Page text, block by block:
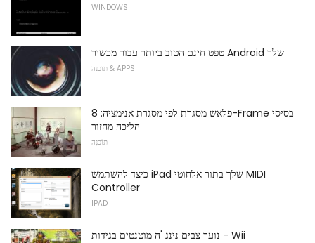
WINDOWS
טפט חינם הטוב ביותר עבור מכשיר Android שלך
תוכנה & APPS
פלאש מסגרת לפי מסגרת אנימציה: 8-Frame בסיסי
הליכה מחזור
תוֹכנָה
כיצד להשתמש iPad שלך בתור אלחוטי MIDI
Controller
IPAD
נוער צבים נינג 'ה מוטנטים בגידות - Wii